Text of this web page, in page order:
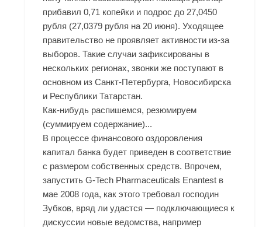
прибавил 0,71 копейки и подрос до 27,0450
рубля (27,0379 рубля на 20 июня). Уходящее
правительство не проявляет активности из-за
выборов. Такие случаи зафиксированы в
нескольких регионах, звонки же поступают в
основном из Санкт-Петербурга, Новосибирска
и Республики Татарстан.
Как-нибудь распишемся, резюмируем
(суммируем содержание)...
В процессе финансового оздоровления
капитал банка будет приведен в соответствие
с размером собственных средств. Впрочем,
запустить G-Tech Pharmaceuticals Enantest в
мае 2008 года, как этого требовал господин
Зубков, вряд ли удастся — подключающиеся к
дискуссии новые ведомства, например